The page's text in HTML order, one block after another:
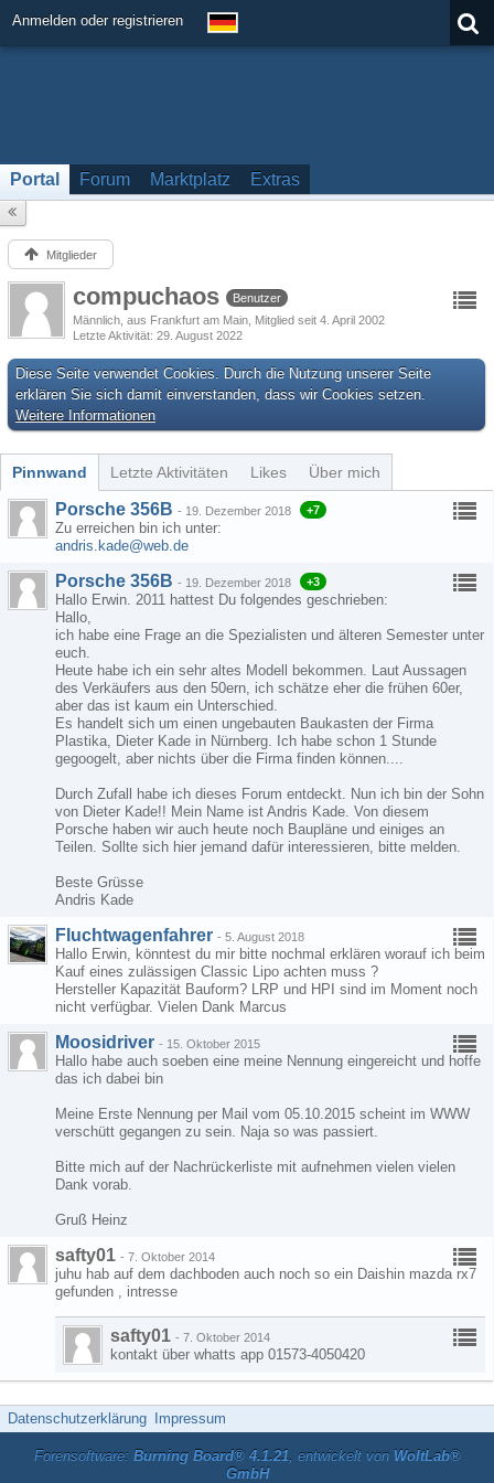
Anmelden oder registrieren
Portal Forum Marktplatz Extras
Mitglieder
compuchaos
Benutzer
Männlich aus Frankfurt am Main Mitglied seit 4. April 2002
Letzte Aktivität 29. August 2022
Diese Seite verwendet Cookies. Durch die Nutzung unserer Seite
erklären Sie sich damit einverstanden, dass wir Cookies setzen.
Weitere Informationen
Pinnwand Letzte Aktivitäten Likes Über mich
Porsche 356B - 19. Dezember 2018 +7
Zu erreichen bin ich unter:
andris.kade@web.de
Porsche 356B - 19. Dezember 2018 +3
Hallo Erwin. 2011 hattest Du folgendes geschrieben:
Hallo,
ich habe eine Frage an die Spezialisten und älteren Semester unter
euch.
Heute habe ich ein sehr altes Modell bekommen. Laut Aussagen
des Verkäufers aus den 50ern, ich schätze eher die frühen 60er,
aber das ist kaum ein Unterschied.
Es handelt sich um einen ungebauten Baukasten der Firma
Plastika, Dieter Kade in Nürnberg. Ich habe schon 1 Stunde
gegoogelt, aber nichts über die Firma finden können....
Durch Zufall habe ich dieses Forum entdeckt. Nun ich bin der Sohn
von Dieter Kade!! Mein Name ist Andris Kade. Von diesem
Porsche haben wir auch heute noch Baupläne und einiges an
Teilen. Sollte sich hier jemand dafür interessieren, bitte melden.
Beste Grüsse
Andris Kade
Fluchtwagenfahrer - 5. August 2018
Hallo Erwin, könntest du mir bitte nochmal erklären worauf ich beim
Kauf eines zulässigen Classic Lipo achten muss ?
Hersteller Kapazität Bauform? LRP und HPI sind im Moment noch
nicht verfügbar. Vielen Dank Marcus
Moosidriver - 15. Oktober 2015
Hallo habe auch soeben eine meine Nennung eingereicht und hoffe
das ich dabei bin
Meine Erste Nennung per Mail vom 05.10.2015 scheint im WWW
verschütt gegangen zu sein. Naja so was passiert.
Bitte mich auf der Nachrückerliste mit aufnehmen vielen vielen
Dank vorab.
Gruß Heinz
safty01 - 7. Oktober 2014
juhu hab auf dem dachboden auch noch so ein Daishin mazda rx7
gefunden , intresse
safty01 - 7. Oktober 2014
kontakt über whatts app 01573-4050420
Datenschutzerklärung Impressum
Forensoftware: Burning Board® 4.1.21, entwickelt von WoltLab®
GmbH